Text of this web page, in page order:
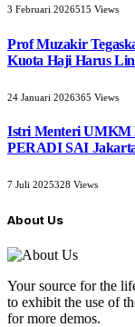
3 Februari 2026515 Views
Prof Muzakir
Kuota Haji Harus
24 Januari 2026365 Views
Istri Menteri UMKM
PERADI SAI
7 Juli 2025328 Views
About Us
Your source for the
to exhibit the use of
for more demos.